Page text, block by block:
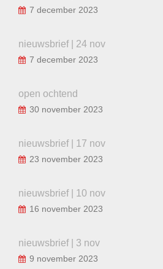
7 december 2023
nieuwsbrief | 24 nov
7 december 2023
open ochtend
30 november 2023
nieuwsbrief | 17 nov
23 november 2023
nieuwsbrief | 10 nov
16 november 2023
nieuwsbrief | 3 nov
9 november 2023